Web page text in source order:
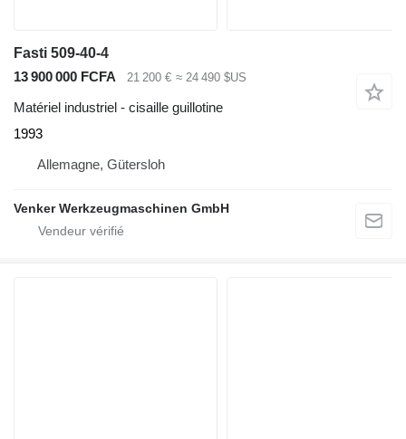
Fasti 509-40-4
13 900 000 FCFA
21 200 € ≈ 24 490 $US
Matériel industriel - cisaille guillotine
1993
Allemagne, Gütersloh
Venker Werkzeugmaschinen GmbH